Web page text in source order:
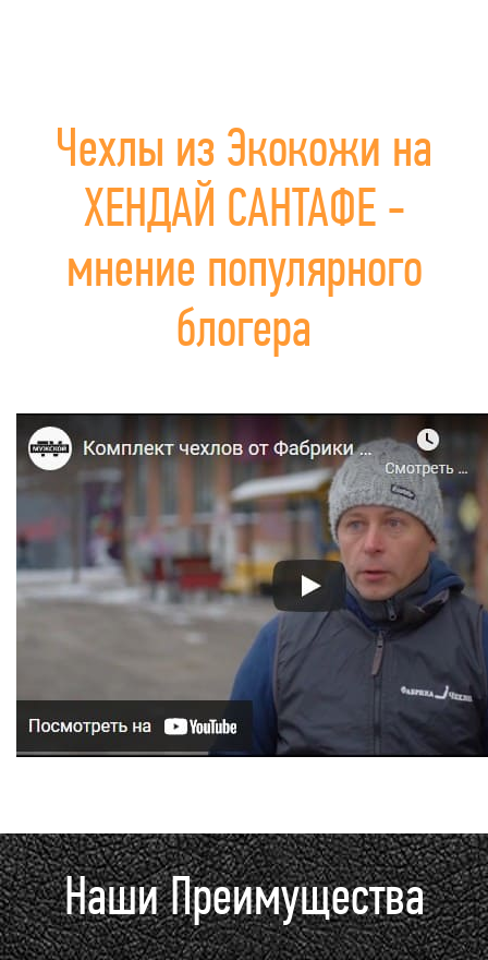
Чехлы из Экокожи на
ХЕНДАЙ САНТАФЕ -
мнение популярного
блогера
Наши Преимущества